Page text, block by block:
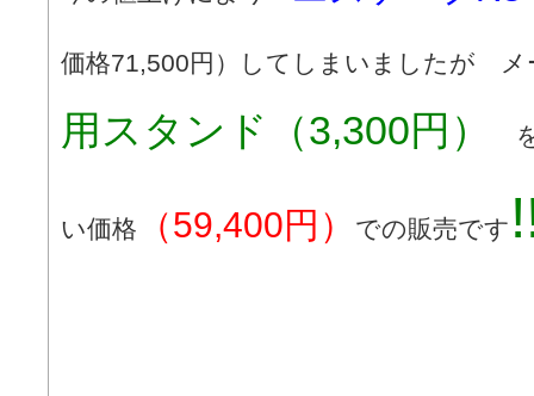
価格71,500円）してしまいましたが
用スタンド（3,300円 ）
い価格 （59,400円） での販売です